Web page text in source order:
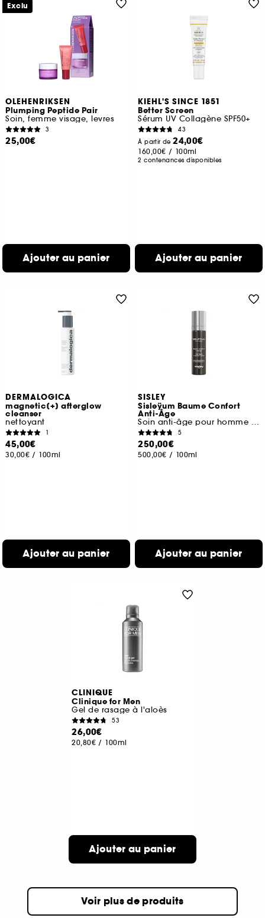
OLEHENRIKSEN
Plumping Peptide Pair
Soin, femme visage, levres
3
25,00€
Ajouter au panier
Exclu
KIEHL'S SINCE 1851
Better Screen
Sérum UV Collagène SPF50+
43
À partir de24,00€
160,00€ / 100ml
2 contenances disponibles
Ajouter au panier
DERMALOGICA
magnetic[+] afterglow
cleanser
nettoyant
1
45,00€
30,00€ / 100ml
Ajouter au panier
SISLEY
Sisleÿum Baume Confort
Anti-Âge
Soin anti-âge pour homme peaux normales à sèch
5
250,00€
500,00€ / 100ml
Ajouter au panier
CLINIQUE
Clinique for Men
Gel de rasage à l'aloès
53
26,00€
20,80€ / 100ml
Ajouter au panier
Voir plus de produits